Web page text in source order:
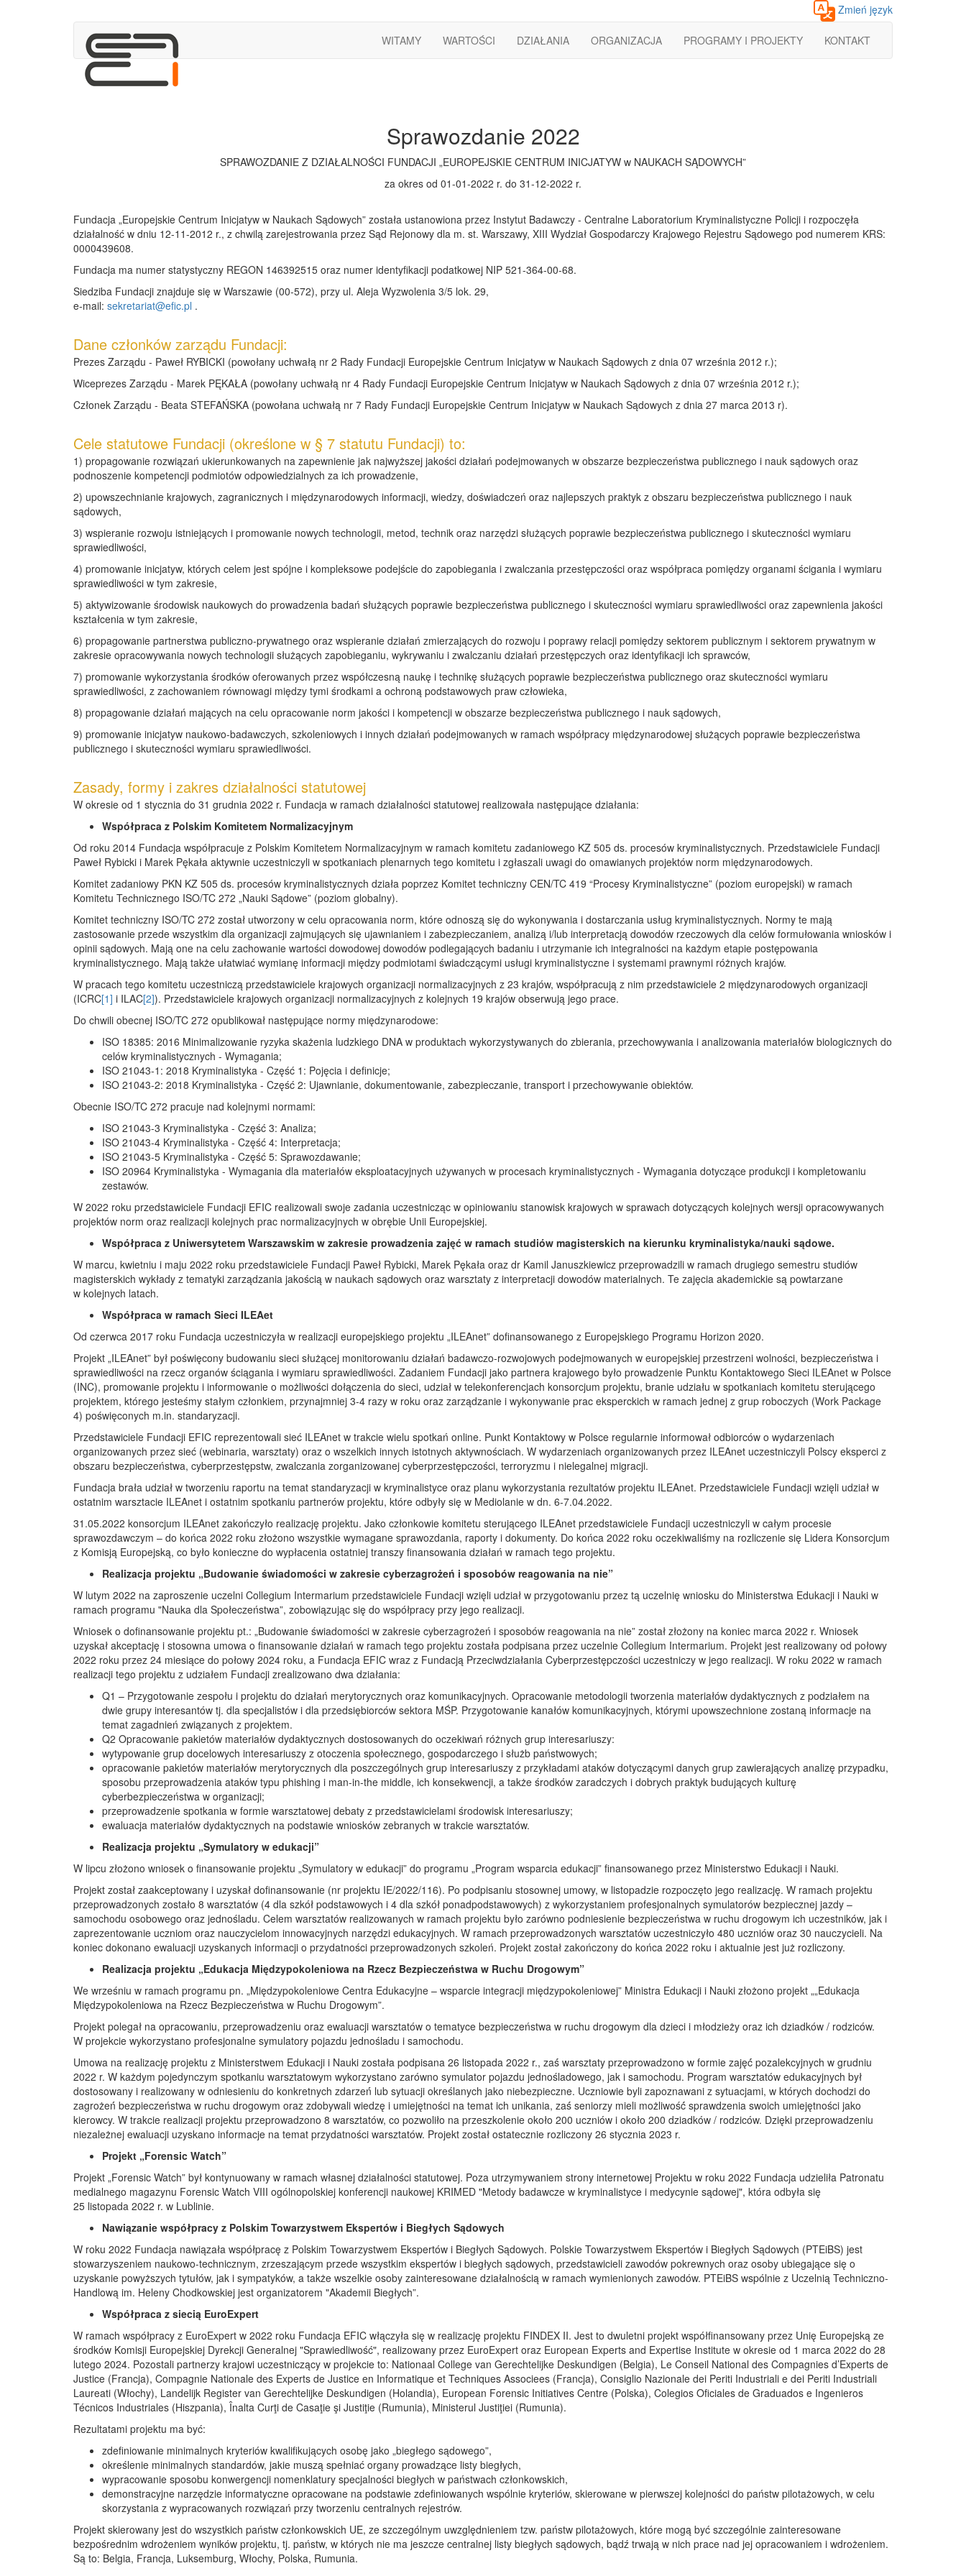
Zmień język
WITAMY WARTOŚCI DZIAŁANIA ORGANIZACJA PROGRAMY I PROJEKTY KONTAKT
Sprawozdanie 2022
SPRAWOZDANIE Z DZIAŁALNOŚCI FUNDACJI „EUROPEJSKIE CENTRUM INICJATYW w NAUKACH SĄDOWYCH”
za okres od 01-01-2022 r. do 31-12-2022 r.
Fundacja „Europejskie Centrum Inicjatyw w Naukach Sądowych” została ustanowiona przez Instytut Badawczy - Centralne Laboratorium Kryminalistyczne Policji i rozpoczęła
działalność w dniu 12-11-2012 r., z chwilą zarejestrowania przez Sąd Rejonowy dla m. st. Warszawy, XIII Wydział Gospodarczy Krajowego Rejestru Sądowego pod numerem KRS:
0000439608.
Fundacja ma numer statystyczny REGON 146392515 oraz numer identyfikacji podatkowej NIP 521-364-00-68.
Siedziba Fundacji znajduje się w Warszawie (00-572), przy ul. Aleja Wyzwolenia 3/5 lok. 29,
e-mail: sekretariat@efic.pl .
Dane członków zarządu Fundacji:
Prezes Zarządu - Paweł RYBICKI (powołany uchwałą nr 2 Rady Fundacji Europejskie Centrum Inicjatyw w Naukach Sądowych z dnia 07 września 2012 r.);
Wiceprezes Zarządu - Marek PĘKAŁA (powołany uchwałą nr 4 Rady Fundacji Europejskie Centrum Inicjatyw w Naukach Sądowych z dnia 07 września 2012 r.);
Członek Zarządu - Beata STEFAŃSKA (powołana uchwałą nr 7 Rady Fundacji Europejskie Centrum Inicjatyw w Naukach Sądowych z dnia 27 marca 2013 r).
Cele statutowe Fundacji (określone w § 7 statutu Fundacji) to:
1) propagowanie rozwiązań ukierunkowanych na zapewnienie jak najwyższej jakości działań podejmowanych w obszarze bezpieczeństwa publicznego i nauk sądowych oraz
podnoszenie kompetencji podmiotów odpowiedzialnych za ich prowadzenie,
2) upowszechnianie krajowych, zagranicznych i międzynarodowych informacji, wiedzy, doświadczeń oraz najlepszych praktyk z obszaru bezpieczeństwa publicznego i nauk
sądowych,
3) wspieranie rozwoju istniejących i promowanie nowych technologii, metod, technik oraz narzędzi służących poprawie bezpieczeństwa publicznego i skuteczności wymiaru
sprawiedliwości,
4) promowanie inicjatyw, których celem jest spójne i kompleksowe podejście do zapobiegania i zwalczania przestępczości oraz współpraca pomiędzy organami ścigania i wymiaru
sprawiedliwości w tym zakresie,
5) aktywizowanie środowisk naukowych do prowadzenia badań służących poprawie bezpieczeństwa publicznego i skuteczności wymiaru sprawiedliwości oraz zapewnienia jakości
kształcenia w tym zakresie,
6) propagowanie partnerstwa publiczno-prywatnego oraz wspieranie działań zmierzających do rozwoju i poprawy relacji pomiędzy sektorem publicznym i sektorem prywatnym w
zakresie opracowywania nowych technologii służących zapobieganiu, wykrywaniu i zwalczaniu działań przestępczych oraz identyfikacji ich sprawców,
7) promowanie wykorzystania środków oferowanych przez współczesną naukę i technikę służących poprawie bezpieczeństwa publicznego oraz skuteczności wymiaru
sprawiedliwości, z zachowaniem równowagi między tymi środkami a ochroną podstawowych praw człowieka,
8) propagowanie działań mających na celu opracowanie norm jakości i kompetencji w obszarze bezpieczeństwa publicznego i nauk sądowych,
9) promowanie inicjatyw naukowo-badawczych, szkoleniowych i innych działań podejmowanych w ramach współpracy międzynarodowej służących poprawie bezpieczeństwa
publicznego i skuteczności wymiaru sprawiedliwości.
Zasady, formy i zakres działalności statutowej
W okresie od 1 stycznia do 31 grudnia 2022 r. Fundacja w ramach działalności statutowej realizowała następujące działania:
Współpraca z Polskim Komitetem Normalizacyjnym
Od roku 2014 Fundacja współpracuje z Polskim Komitetem Normalizacyjnym w ramach komitetu zadaniowego KZ 505 ds. procesów kryminalistycznych. Przedstawiciele Fundacji
Paweł Rybicki i Marek Pękała aktywnie uczestniczyli w spotkaniach plenarnych tego komitetu i zgłaszali uwagi do omawianych projektów norm międzynarodowych.
Komitet zadaniowy PKN KZ 505 ds. procesów kryminalistycznych działa poprzez Komitet techniczny CEN/TC 419 “Procesy Kryminalistyczne” (poziom europejski) w ramach
Komitetu Technicznego ISO/TC 272 „Nauki Sądowe” (poziom globalny).
Komitet techniczny ISO/TC 272 został utworzony w celu opracowania norm, które odnoszą się do wykonywania i dostarczania usług kryminalistycznych. Normy te mają
zastosowanie przede wszystkim dla organizacji zajmujących się ujawnianiem i zabezpieczaniem, analizą i/lub interpretacją dowodów rzeczowych dla celów formułowania wniosków i
opinii sądowych. Mają one na celu zachowanie wartości dowodowej dowodów podlegających badaniu i utrzymanie ich integralności na każdym etapie postępowania
kryminalistycznego. Mają także ułatwiać wymianę informacji między podmiotami świadczącymi usługi kryminalistyczne i systemami prawnymi różnych krajów.
W pracach tego komitetu uczestniczą przedstawiciele krajowych organizacji normalizacyjnych z 23 krajów, współpracują z nim przedstawiciele 2 międzynarodowych organizacji
(ICRC[1] i ILAC[2]). Przedstawiciele krajowych organizacji normalizacyjnych z kolejnych 19 krajów obserwują jego prace.
Do chwili obecnej ISO/TC 272 opublikował następujące normy międzynarodowe:
ISO 18385: 2016 Minimalizowanie ryzyka skażenia ludzkiego DNA w produktach wykorzystywanych do zbierania, przechowywania i analizowania materiałów biologicznych do
celów kryminalistycznych - Wymagania;
ISO 21043-1: 2018 Kryminalistyka - Część 1: Pojęcia i definicje;
ISO 21043-2: 2018 Kryminalistyka - Część 2: Ujawnianie, dokumentowanie, zabezpieczanie, transport i przechowywanie obiektów.
Obecnie ISO/TC 272 pracuje nad kolejnymi normami:
ISO 21043-3 Kryminalistyka - Część 3: Analiza;
ISO 21043-4 Kryminalistyka - Część 4: Interpretacja;
ISO 21043-5 Kryminalistyka - Część 5: Sprawozdawanie;
ISO 20964 Kryminalistyka - Wymagania dla materiałów eksploatacyjnych używanych w procesach kryminalistycznych - Wymagania dotyczące produkcji i kompletowaniu
zestawów.
W 2022 roku przedstawiciele Fundacji EFIC realizowali swoje zadania uczestnicząc w opiniowaniu stanowisk krajowych w sprawach dotyczących kolejnych wersji opracowywanych
projektów norm oraz realizacji kolejnych prac normalizacyjnych w obrębie Unii Europejskiej.
Współpraca z Uniwersytetem Warszawskim w zakresie prowadzenia zajęć w ramach studiów magisterskich na kierunku kryminalistyka/nauki sądowe.
W marcu, kwietniu i maju 2022 roku przedstawiciele Fundacji Paweł Rybicki, Marek Pękała oraz dr Kamil Januszkiewicz przeprowadzili w ramach drugiego semestru studiów
magisterskich wykłady z tematyki zarządzania jakością w naukach sądowych oraz warsztaty z interpretacji dowodów materialnych. Te zajęcia akademickie są powtarzane
w kolejnych latach.
Współpraca w ramach Sieci ILEAet
Od czerwca 2017 roku Fundacja uczestniczyła w realizacji europejskiego projektu „ILEAnet” dofinansowanego z Europejskiego Programu Horizon 2020.
Projekt „ILEAnet” był poświęcony budowaniu sieci służącej monitorowaniu działań badawczo-rozwojowych podejmowanych w europejskiej przestrzeni wolności, bezpieczeństwa i
sprawiedliwości na rzecz organów ściągania i wymiaru sprawiedliwości. Zadaniem Fundacji jako partnera krajowego było prowadzenie Punktu Kontaktowego Sieci ILEAnet w Polsce
(INC), promowanie projektu i informowanie o możliwości dołączenia do sieci, udział w telekonferencjach konsorcjum projektu, branie udziału w spotkaniach komitetu sterującego
projektem, którego jesteśmy stałym członkiem, przynajmniej 3-4 razy w roku oraz zarządzanie i wykonywanie prac eksperckich w ramach jednej z grup roboczych (Work Package
4) poświęconych m.in. standaryzacji.
Przedstawiciele Fundacji EFIC reprezentowali sieć ILEAnet w trakcie wielu spotkań online. Punkt Kontaktowy w Polsce regularnie informował odbiorców o wydarzeniach
organizowanych przez sieć (webinaria, warsztaty) oraz o wszelkich innych istotnych aktywnościach. W wydarzeniach organizowanych przez ILEAnet uczestniczyli Polscy eksperci z
obszaru bezpieczeństwa, cyberprzestępstw, zwalczania zorganizowanej cyberprzestępczości, terroryzmu i nielegalnej migracji.
Fundacja brała udział w tworzeniu raportu na temat standaryzacji w kryminalistyce oraz planu wykorzystania rezultatów projektu ILEAnet. Przedstawiciele Fundacji wzięli udział w
ostatnim warsztacie ILEAnet i ostatnim spotkaniu partnerów projektu, które odbyły się w Mediolanie w dn. 6-7.04.2022.
31.05.2022 konsorcjum ILEAnet zakończyło realizację projektu. Jako członkowie komitetu sterującego ILEAnet przedstawiciele Fundacji uczestniczyli w całym procesie
sprawozdawczym – do końca 2022 roku złożono wszystkie wymagane sprawozdania, raporty i dokumenty. Do końca 2022 roku oczekiwaliśmy na rozliczenie się Lidera Konsorcjum
z Komisją Europejską, co było konieczne do wypłacenia ostatniej transzy finansowania działań w ramach tego projektu.
Realizacja projektu „Budowanie świadomości w zakresie cyberzagrożeń i sposobów reagowania na nie”
W lutym 2022 na zaproszenie uczelni Collegium Intermarium przedstawiciele Fundacji wzięli udział w przygotowaniu przez tą uczelnię wniosku do Ministerstwa Edukacji i Nauki w
ramach programu "Nauka dla Społeczeństwa”, zobowiązując się do współpracy przy jego realizacji.
Wniosek o dofinansowanie projektu pt.: „Budowanie świadomości w zakresie cyberzagrożeń i sposobów reagowania na nie” został złożony na koniec marca 2022 r. Wniosek
uzyskał akceptację i stosowna umowa o finansowanie działań w ramach tego projektu została podpisana przez uczelnie Collegium Intermarium. Projekt jest realizowany od połowy
2022 roku przez 24 miesiące do połowy 2024 roku, a Fundacja EFIC wraz z Fundacją Przeciwdziałania Cyberprzestępczości uczestniczy w jego realizacji. W roku 2022 w ramach
realizacji tego projektu z udziałem Fundacji zrealizowano dwa działania:
Q1 – Przygotowanie zespołu i projektu do działań merytorycznych oraz komunikacyjnych. Opracowanie metodologii tworzenia materiałów dydaktycznych z podziałem na
dwie grupy interesantów tj. dla specjalistów i dla przedsiębiorców sektora MŚP. Przygotowanie kanałów komunikacyjnych, którymi upowszechnione zostaną informacje na
temat zagadnień związanych z projektem.
Q2 Opracowanie pakietów materiałów dydaktycznych dostosowanych do oczekiwań różnych grup interesariuszy:
wytypowanie grup docelowych interesariuszy z otoczenia społecznego, gospodarczego i służb państwowych;
opracowanie pakietów materiałów merytorycznych dla poszczególnych grup interesariuszy z przykładami ataków dotyczącymi danych grup zawierających analizę przypadku,
sposobu przeprowadzenia ataków typu phishing i man-in-the middle, ich konsekwencji, a także środków zaradczych i dobrych praktyk budujących kulturę
cyberbezpieczeństwa w organizacji;
przeprowadzenie spotkania w formie warsztatowej debaty z przedstawicielami środowisk interesariuszy;
ewaluacja materiałów dydaktycznych na podstawie wniosków zebranych w trakcie warsztatów.
Realizacja projektu „Symulatory w edukacji”
W lipcu złożono wniosek o finansowanie projektu „Symulatory w edukacji” do programu „Program wsparcia edukacji” finansowanego przez Ministerstwo Edukacji i Nauki.
Projekt został zaakceptowany i uzyskał dofinansowanie (nr projektu IE/2022/116). Po podpisaniu stosownej umowy, w listopadzie rozpoczęto jego realizację. W ramach projektu
przeprowadzonych zostało 8 warsztatów (4 dla szkół podstawowych i 4 dla szkół ponadpodstawowych) z wykorzystaniem profesjonalnych symulatorów bezpiecznej jazdy –
samochodu osobowego oraz jednośladu. Celem warsztatów realizowanych w ramach projektu było zarówno podniesienie bezpieczeństwa w ruchu drogowym ich uczestników, jak i
zaprezentowanie uczniom oraz nauczycielom innowacyjnych narzędzi edukacyjnych. W ramach przeprowadzonych warsztatów uczestniczyło 480 uczniów oraz 30 nauczycieli. Na
koniec dokonano ewaluacji uzyskanych informacji o przydatności przeprowadzonych szkoleń. Projekt został zakończony do końca 2022 roku i aktualnie jest już rozliczony.
Realizacja projektu „Edukacja Międzypokoleniowa na Rzecz Bezpieczeństwa w Ruchu Drogowym”
We wrześniu w ramach programu pn. „Międzypokoleniowe Centra Edukacyjne – wsparcie integracji międzypokoleniowej” Ministra Edukacji i Nauki złożono projekt „„Edukacja
Międzypokoleniowa na Rzecz Bezpieczeństwa w Ruchu Drogowym”.
Projekt polegał na opracowaniu, przeprowadzeniu oraz ewaluacji warsztatów o tematyce bezpieczeństwa w ruchu drogowym dla dzieci i młodzieży oraz ich dziadków / rodziców.
W projekcie wykorzystano profesjonalne symulatory pojazdu jednośladu i samochodu.
Umowa na realizację projektu z Ministerstwem Edukacji i Nauki została podpisana 26 listopada 2022 r., zaś́ warsztaty przeprowadzono w formie zajęć́ pozalekcyjnych w grudniu
2022 r. W każdym pojedynczym spotkaniu warsztatowym wykorzystano zarówno symulator pojazdu jednośladowego, jak i samochodu. Program warsztatów edukacyjnych był
dostosowany i realizowany w odniesieniu do konkretnych zdarzeń́ lub sytuacji określanych jako niebezpieczne. Uczniowie byli zapoznawani z sytuacjami, w których dochodzi do
zagrożeń́ bezpieczeństwa w ruchu drogowym oraz zdobywali wiedzę i umiejętności na temat ich unikania, zaś́ seniorzy mieli możliwość́ sprawdzenia swoich umiejętności jako
kierowcy. W trakcie realizacji projektu przeprowadzono 8 warsztatów, co pozwoliło na przeszkolenie około 200 uczniów i około 200 dziadków / rodziców. Dzięki przeprowadzeniu
niezależnej ewaluacji uzyskano informacje na temat przydatności warsztatów. Projekt został ostatecznie rozliczony 26 stycznia 2023 r.
Projekt „Forensic Watch”
Projekt „Forensic Watch” był kontynuowany w ramach własnej działalności statutowej. Poza utrzymywaniem strony internetowej Projektu w roku 2022 Fundacja udzieliła Patronatu
medialnego magazynu Forensic Watch VIII ogólnopolskiej konferencji naukowej KRIMED "Metody badawcze w kryminalistyce i medycynie sądowej", która odbyła się
25 listopada 2022 r. w Lublinie.
Nawiązanie współpracy z Polskim Towarzystwem Ekspertów i Biegłych Sądowych
W roku 2022 Fundacja nawiązała współpracę z Polskim Towarzystwem Ekspertów i Biegłych Sądowych. Polskie Towarzystwem Ekspertów i Biegłych Sądowych (PTEiBS) jest
stowarzyszeniem naukowo-technicznym, zrzeszającym przede wszystkim ekspertów i biegłych sądowych, przedstawicieli zawodów pokrewnych oraz osoby ubiegające się o
uzyskanie powyższych tytułów, jak i sympatyków, a także wszelkie osoby zainteresowane działalnością w ramach wymienionych zawodów. PTEiBS wspólnie z Uczelnią Techniczno-
Handlową im. Heleny Chodkowskiej jest organizatorem "Akademii Biegłych”.
Współpraca z siecią EuroExpert
W ramach współpracy z EuroExpert w 2022 roku Fundacja EFIC włączyła się w realizację projektu FINDEX II. Jest to dwuletni projekt współfinansowany przez Unię Europejską ze
środków Komisji Europejskiej Dyrekcji Generalnej "Sprawiedliwość", realizowany przez EuroExpert oraz European Experts and Expertise Institute w okresie od 1 marca 2022 do 28
lutego 2024. Pozostali partnerzy krajowi uczestniczący w projekcie to: Nationaal College van Gerechtelijke Deskundigen (Belgia), Le Conseil National des Compagnies d’Experts de
Justice (Francja), Compagnie Nationale des Experts de Justice en Informatique et Techniques Associees (Francja), Consiglio Nazionale dei Periti Industriali e dei Periti Industriali
Laureati (Włochy), Landelijk Register van Gerechtelijke Deskundigen (Holandia), European Forensic Initiatives Centre (Polska), Colegios Oficiales de Graduados e Ingenieros
Técnicos Industriales (Hiszpania), Înalta Curţi de Casaţie şi Justiţie (Rumunia), Ministerul Justiţiei (Rumunia).
Rezultatami projektu ma być:
zdefiniowanie minimalnych kryteriów kwalifikujących osobę jako „biegłego sądowego”,
określenie minimalnych standardów, jakie muszą spełniać organy prowadzące listy biegłych,
wypracowanie sposobu konwergencji nomenklatury specjalności biegłych w państwach członkowskich,
demonstracyjne narzędzie informatyczne opracowane na podstawie zdefiniowanych wspólnie kryteriów, skierowane w pierwszej kolejności do państw pilotażowych, w celu
skorzystania z wypracowanych rozwiązań przy tworzeniu centralnych rejestrów.
Projekt skierowany jest do wszystkich państw członkowskich UE, ze szczególnym uwzględnieniem tzw. państw pilotażowych, które mogą być szczególnie zainteresowane
bezpośrednim wdrożeniem wyników projektu, tj. państw, w których nie ma jeszcze centralnej listy biegłych sądowych, bądź trwają w nich prace nad jej opracowaniem i wdrożeniem.
Są to: Belgia, Francja, Luksemburg, Włochy, Polska, Rumunia.